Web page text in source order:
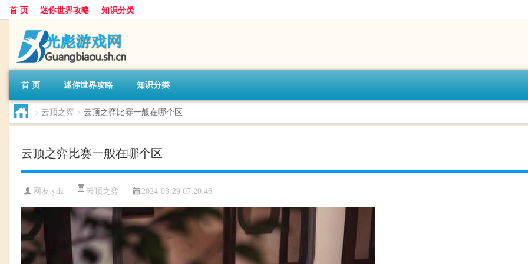
首 页 迷你世界攻略 知识分类
首 页 迷你世界攻略 知识分类
> 云顶之弈 > 云顶之弈比赛一般在哪个区
云顶之弈比赛一般在哪个区
网友:ydz 云顶之弈 2024-03-29 07:20:46